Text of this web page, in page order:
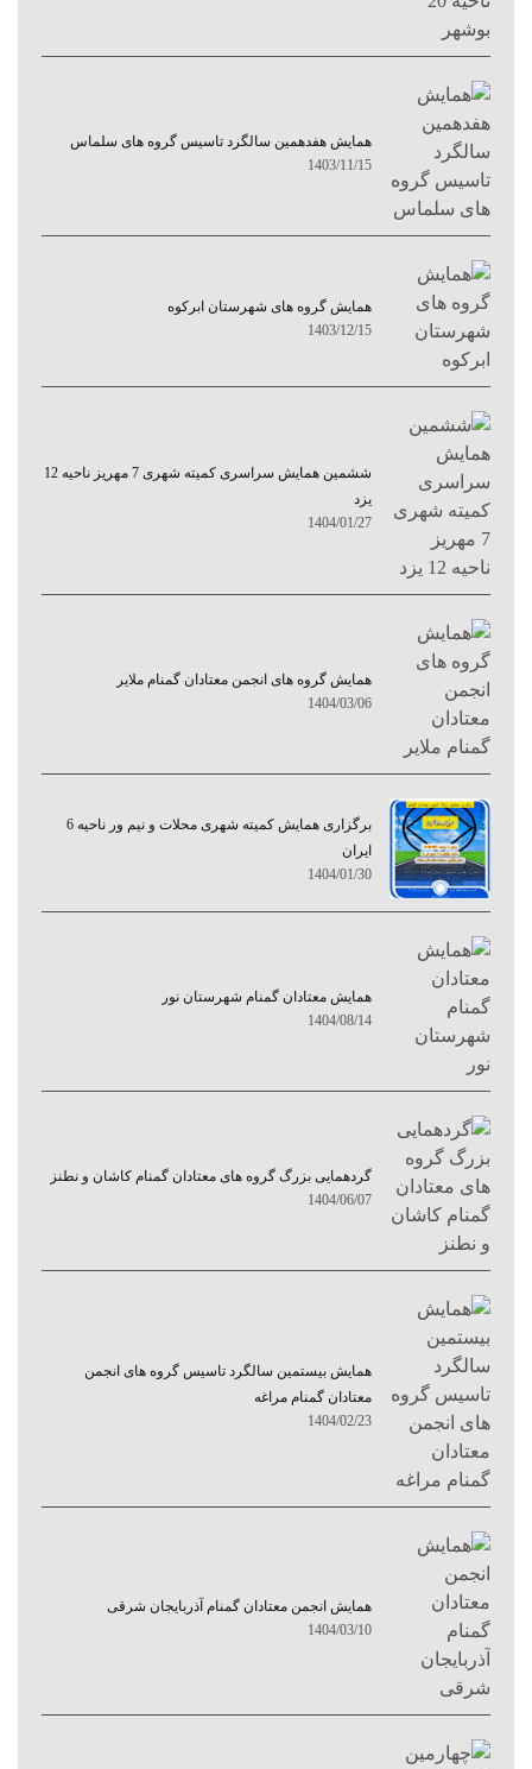
همایش هفدهمین سالگرد تاسیس گروه های سلماس
1403/11/15
همایش گروه های شهرستان ابرکوه
1403/12/15
ششمین همایش سراسری کمیته شهری 7 مهریز ناحیه 12
یزد
1404/01/27
همایش گروه های انجمن معتادان گمنام ملایر
1404/03/06
برگزاری همایش کمیته شهری محلات و نیم ور ناحیه 6
ایران
1404/01/30
همایش معتادان گمنام شهرستان نور
1404/08/14
گردهمایی بزرگ گروه های معتادان گمنام کاشان و نطنز
1404/06/07
همایش بیستمین سالگرد تاسیس گروه های انجمن
معتادان گمنام مراغه
1404/02/23
همایش انجمن معتادان گمنام آذربایجان شرقی
1404/03/10